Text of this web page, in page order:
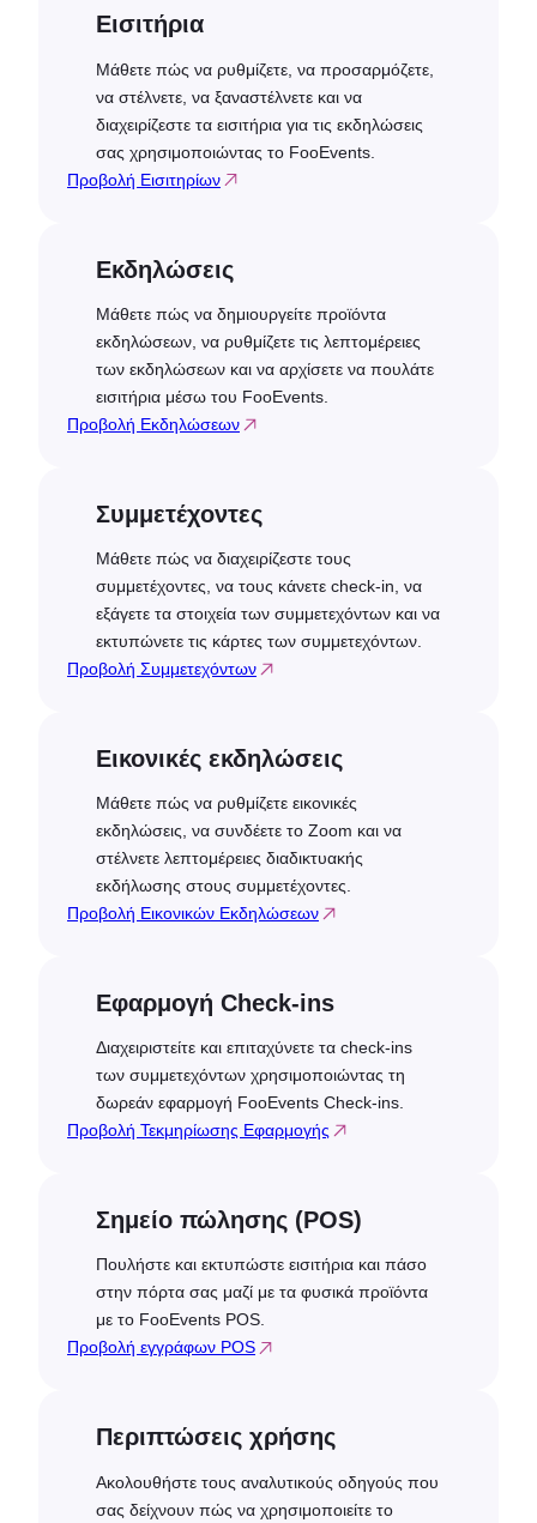
Εισιτήρια
Μάθετε πώς να ρυθμίζετε, να προσαρμόζετε,
να στέλνετε, να ξαναστέλνετε και να
διαχειρίζεστε τα εισιτήρια για τις εκδηλώσεις
σας χρησιμοποιώντας το FooEvents.
Προβολή Εισιτηρίων
Εκδηλώσεις
Μάθετε πώς να δημιουργείτε προϊόντα
εκδηλώσεων, να ρυθμίζετε τις λεπτομέρειες
των εκδηλώσεων και να αρχίσετε να πουλάτε
εισιτήρια μέσω του FooEvents.
Προβολή Εκδηλώσεων
Συμμετέχοντες
Μάθετε πώς να διαχειρίζεστε τους
συμμετέχοντες, να τους κάνετε check-in, να
εξάγετε τα στοιχεία των συμμετεχόντων και να
εκτυπώνετε τις κάρτες των συμμετεχόντων.
Προβολή Συμμετεχόντων
Εικονικές εκδηλώσεις
Μάθετε πώς να ρυθμίζετε εικονικές
εκδηλώσεις, να συνδέετε το Zoom και να
στέλνετε λεπτομέρειες διαδικτυακής
εκδήλωσης στους συμμετέχοντες.
Προβολή Εικονικών Εκδηλώσεων
Εφαρμογή Check-ins
Διαχειριστείτε και επιταχύνετε τα check-ins
των συμμετεχόντων χρησιμοποιώντας τη
δωρεάν εφαρμογή FooEvents Check-ins.
Προβολή Τεκμηρίωσης Εφαρμογής
Σημείο πώλησης (POS)
Πουλήστε και εκτυπώστε εισιτήρια και πάσο
στην πόρτα σας μαζί με τα φυσικά προϊόντα
με το FooEvents POS.
Προβολή εγγράφων POS
Περιπτώσεις χρήσης
Ακολουθήστε τους αναλυτικούς οδηγούς που
σας δείχνουν πώς να χρησιμοποιείτε το